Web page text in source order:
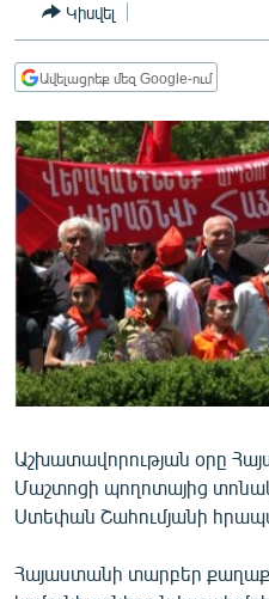
ՀԱՍԱՐԱԿՈՒԹՅՈՒՆ
ՏՆՏԵՍՈՒԹՅՈՒՆ
ՊԱՏԵՐԱԶՄԻ 6
ՏԱՐԱԾԱՇՐՋԱՆ
ՄԻՋԱԶԳԱՅԻՆ
ՄՇԱԿՈՒՅԹ
ՍՊՈՐՏ
ՄԵԿՆԱԲԱՆՈՒԹՅՈՒՆ
ՏՏ ԵՒ ԻՆՏԵՐՆԵՏ
ԿՈՐՈՆԱՎԻՐՈՒՍ
ԱՐԽԻՎ
ԲԱՆԱՎԵՃ
Կիսվել
Ավելացրեք մեզ Google-ում
Աշխատավորության օրը
Մաշտոցի պողոտայից
Ստեփան Շահումյանի
Հայաստանի տարբեր